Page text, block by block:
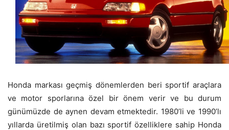
Honda markası geçmiş dönemlerden beri sportif araçlara
ve motor sporlarına özel bir önem verir ve bu durum
günümüzde de aynen devam etmektedir. 1980’li ve 1990’lı
yıllarda üretilmiş olan bazı sportif özelliklere sahip Honda